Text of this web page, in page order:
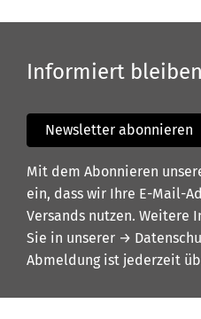
Informiert bleiben
Newsletter abonnieren
Mit dem Abonnieren
ein, dass wir Ihre E-Mail-
Versands nutzen. Weitere
Sie in unserer →
Abmeldung ist jederzeit